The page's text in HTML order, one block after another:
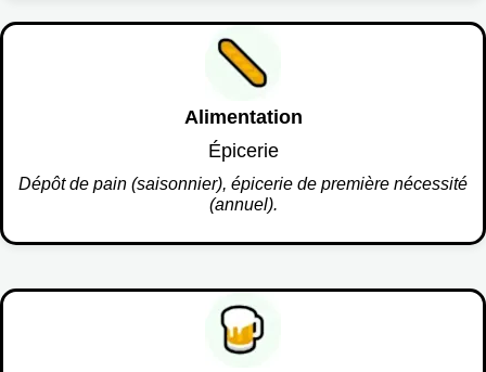
Alimentation
Épicerie
Dépôt de pain (saisonnier), épicerie de première nécessité
(annuel).